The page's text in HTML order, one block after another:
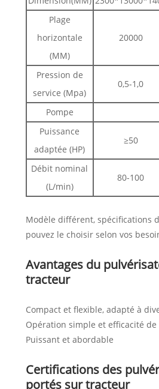
Plage
horizontale
(MM)
20000
Pression de
service (Mpa)
0,5-1,0
Pompe
Puissance
adaptée (HP)
≥50
Débit nominal
(L/min)
80-100
Modèle différent, spécifications
pouvez le choisir selon vos
Avantages du
tracteur
Compact et flexible, adapté à
Opération simple et efficacité de
Puissant et abordable
Certifications des
portés sur tracteur